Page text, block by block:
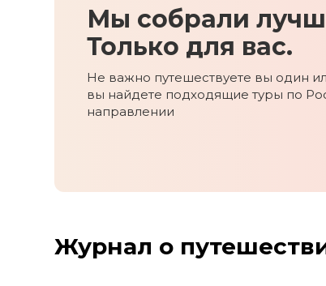
Камчатка
Карачаево-Черкесия
Колыма
Кольский полуостров
Москва и Московская область
Мы собрали
Только для вас.
Не важно путешествуете вы один
вы найдете подходящие туры по
направлении
Журнал о